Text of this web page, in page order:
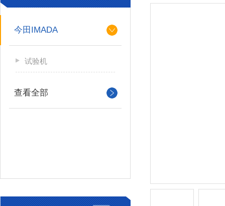
今田IMADA
试验机
查看全部